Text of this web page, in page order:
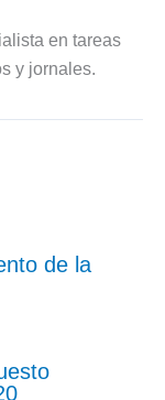
en tareas
y jornales.
de la